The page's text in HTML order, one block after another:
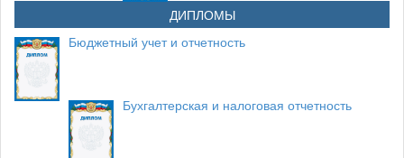
ДИПЛОМЫ
Бюджетный учет и отчетность
Бухгалтерская и налоговая отчетность